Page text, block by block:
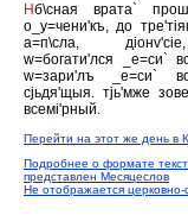
Нб\сная врата`
о_у=чени'къ, до
а=п\сла,
w=богати'лся _е=си`
w=зари'лъ _е=си`
сjьдя'щыя. тjь'мже
всемi'рный.
Перейти на этот же день в
Подробнее о формате
представлен Месяцеслов
Не отображается